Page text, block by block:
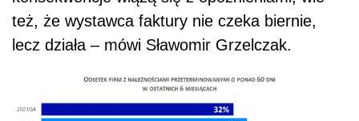
też, że wystawca faktury nie czeka biernie,
lecz działa – mówi Sławomir Grzelczak.